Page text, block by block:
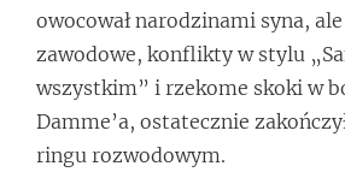
owocował narodzinami syna,
zawodowe, konflikty w stylu
wszystkim” i rzekome skoki w
Damme’a, ostatecznie
ringu rozwodowym.